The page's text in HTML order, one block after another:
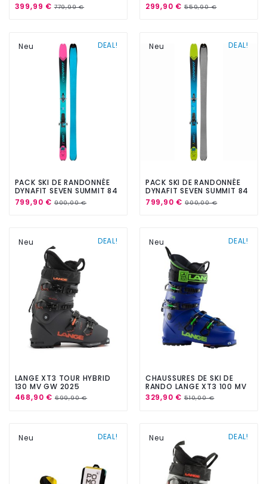
399,99 €779,99 €
299,90 €559,90 €
DEAL!
Neu
PACK SKI DE RANDONNÉE
DYNAFIT SEVEN SUMMIT 84
W 2026 + PEAUX + FIX
RÉGLABLES
799,90 €900,00 €
DEAL!
Neu
PACK SKI DE RANDONNÉE
DYNAFIT SEVEN SUMMIT 84
2026 + PEAUX + FIX
RÉGLABLES
799,90 €900,00 €
DEAL!
Neu
LANGE XT3 TOUR HYBRID
130 MV GW 2025
468,90 €699,90 €
DEAL!
Neu
CHAUSSURES DE SKI DE
RANDO LANGE XT3 100 MV
GW 2025
329,90 €510,00 €
DEAL!
Neu DEAL!
Neu